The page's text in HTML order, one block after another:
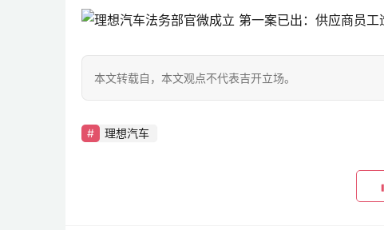
本文转载自 ，本文观点不代表吉开立场。
理想汽车